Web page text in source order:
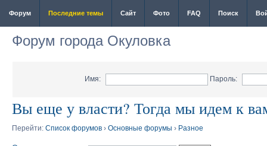
Форум Последние темы Сайт Фото FAQ Поиск
Форум города Окуловка
Имя: Пароль:
Вы еще у власти? Тогда мы идем к
Перейти: Список форумов › Основные форумы › Разное